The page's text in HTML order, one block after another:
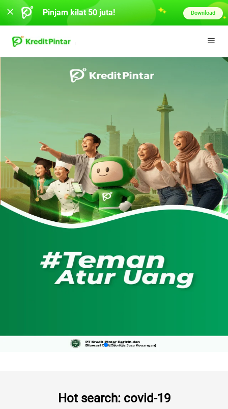
Hot search: covid-19
Pinjam kilat 50 juta! Download